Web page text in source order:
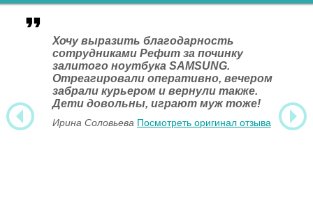
Хочу выразить благодарность
сотрудниками Рефит за починку
залитого ноутбука SAMSUNG.
Отреагировали оперативно, вечером
забрали курьером и вернули также.
Дети довольны, играют муж тоже!
Ирина Соловьева Посмотреть оригинал отзыва